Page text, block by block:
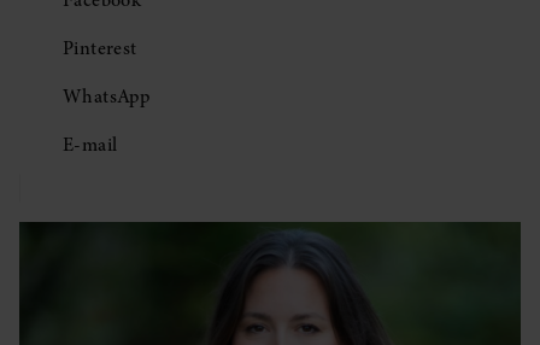
Pinterest
WhatsApp
E-mail